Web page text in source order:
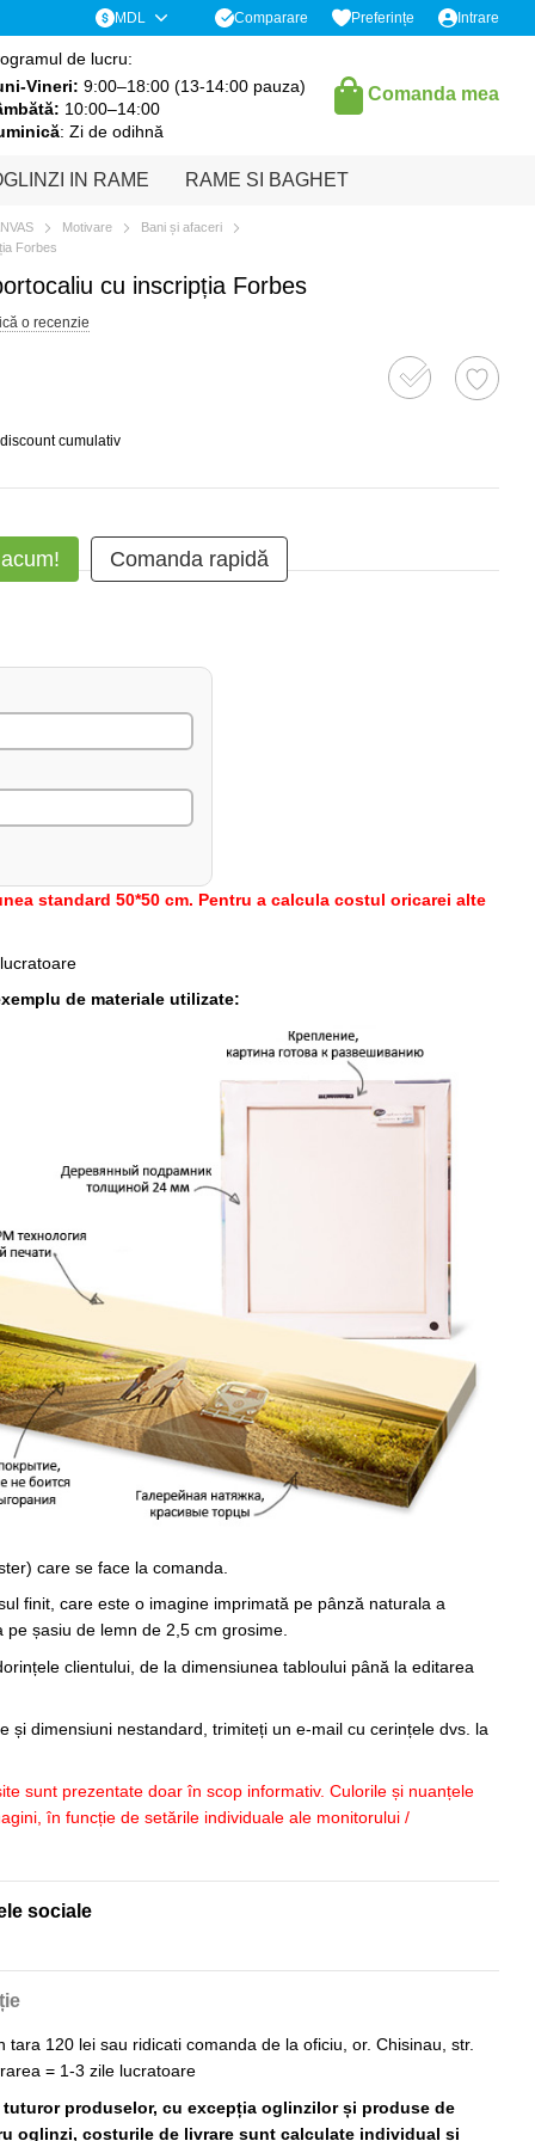
MDL Comparare Preferințe Intrare
de lucru:
Vineri: 9:00–18:00 (13-14:00 pauza)
10:00–14:00
: Zi de odihnă
Comanda mea
IN RAME RAME SI BAGHET
Motivare
Bani și afaceri
Forbes
cu inscripția Forbes
o recenzie
cumulativ
Comanda rapidă
standard 50*50 cm. Pentru a calcula costul oricarei alte
de materiale utilizate:
care se face la comanda.
finit, care este o imagine imprimată pe pânză naturala a
șasiu de lemn de 2,5 cm grosime.
clientului, de la dimensiunea tabloului până la editarea
și dimensiuni nestandard, trimiteți un e-mail cu cerințele dvs. la
sunt prezentate doar în scop informativ. Culorile și nuanțele
în funcție de setările individuale ale monitorului /
sociale
tara 120 lei sau ridicati comanda de la oficiu, or. Chisinau, str.
= 1-3 zile lucratoare
produselor, cu excepția oglinzilor și produse de
oglinzi, costurile de livrare sunt calculate individual și